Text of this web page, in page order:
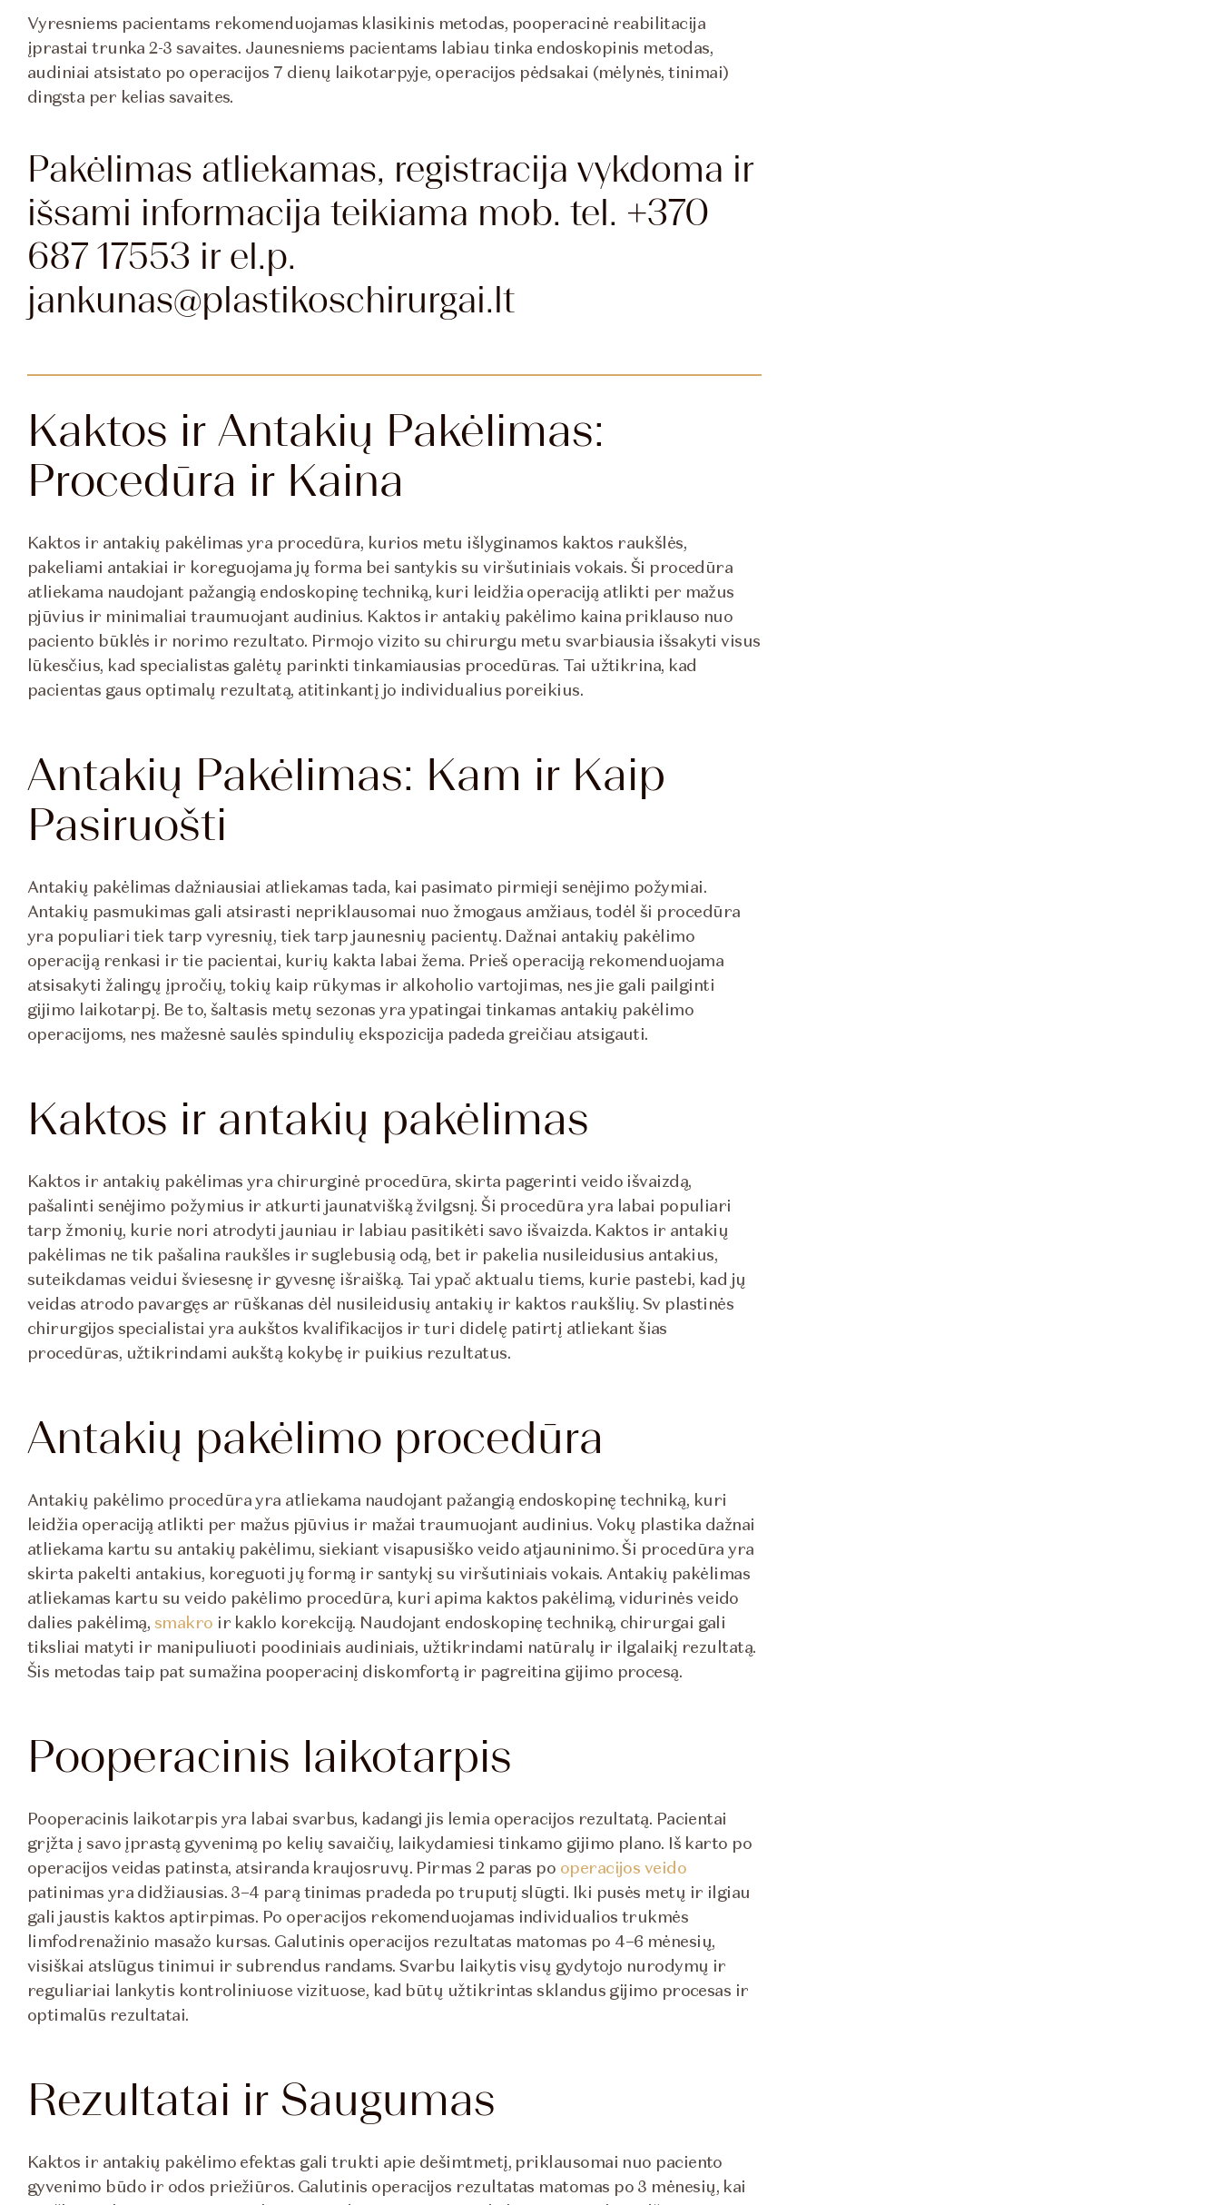
Vyresniems pacientams rekomenduojamas klasikinis metodas, pooperacinė reabilitacija
įprastai trunka 2-3 savaites. Jaunesniems pacientams labiau tinka endoskopinis metodas,
audiniai atsistato po operacijos 7 dienų laikotarpyje, operacijos pėdsakai (mėlynės, tinimai)
dingsta per kelias savaites.
Pakėlimas atliekamas, registracija vykdoma ir
išsami informacija teikiama mob. tel. +370
687 17553 ir el.p.
jankunas@plastikoschirurgai.lt
Kaktos ir Antakių Pakėlimas:
Procedūra ir Kaina
Kaktos ir antakių pakėlimas yra procedūra, kurios metu išlyginamos kaktos raukšlės,
pakeliami antakiai ir koreguojama jų forma bei santykis su viršutiniais vokais. Ši procedūra
atliekama naudojant pažangią endoskopinę techniką, kuri leidžia operaciją atlikti per mažus
pjūvius ir minimaliai traumuojant audinius. Kaktos ir antakių pakėlimo kaina priklauso nuo
paciento būklės ir norimo rezultato. Pirmojo vizito su chirurgu metu svarbiausia išsakyti visus
lūkesčius, kad specialistas galėtų parinkti tinkamiausias procedūras. Tai užtikrina, kad
pacientas gaus optimalų rezultatą, atitinkantį jo individualius poreikius.
Antakių Pakėlimas: Kam ir Kaip
Pasiruošti
Antakių pakėlimas dažniausiai atliekamas tada, kai pasimato pirmieji senėjimo požymiai.
Antakių pasmukimas gali atsirasti nepriklausomai nuo žmogaus amžiaus, todėl ši procedūra
yra populiari tiek tarp vyresnių, tiek tarp jaunesnių pacientų. Dažnai antakių pakėlimo
operaciją renkasi ir tie pacientai, kurių kakta labai žema. Prieš operaciją rekomenduojama
atsisakyti žalingų įpročių, tokių kaip rūkymas ir alkoholio vartojimas, nes jie gali pailginti
gijimo laikotarpį. Be to, šaltasis metų sezonas yra ypatingai tinkamas antakių pakėlimo
operacijoms, nes mažesnė saulės spindulių ekspozicija padeda greičiau atsigauti.
Kaktos ir antakių pakėlimas
Kaktos ir antakių pakėlimas yra chirurginė procedūra, skirta pagerinti veido išvaizdą,
pašalinti senėjimo požymius ir atkurti jaunatvišką žvilgsnį. Ši procedūra yra labai populiari
tarp žmonių, kurie nori atrodyti jauniau ir labiau pasitikėti savo išvaizda. Kaktos ir antakių
pakėlimas ne tik pašalina raukšles ir suglebusią odą, bet ir pakelia nusileidusius antakius,
suteikdamas veidui šviesesnę ir gyvesnę išraišką. Tai ypač aktualu tiems, kurie pastebi, kad jų
veidas atrodo pavargęs ar rūškanas dėl nusileidusių antakių ir kaktos raukšlių. Sv plastinės
chirurgijos specialistai yra aukštos kvalifikacijos ir turi didelę patirtį atliekant šias
procedūras, užtikrindami aukštą kokybę ir puikius rezultatus.
Antakių pakėlimo procedūra
Antakių pakėlimo procedūra yra atliekama naudojant pažangią endoskopinę techniką, kuri
leidžia operaciją atlikti per mažus pjūvius ir mažai traumuojant audinius. Vokų plastika dažnai
atliekama kartu su antakių pakėlimu, siekiant visapusiško veido atjauninimo. Ši procedūra yra
skirta pakelti antakius, koreguoti jų formą ir santykį su viršutiniais vokais. Antakių pakėlimas
atliekamas kartu su veido pakėlimo procedūra, kuri apima kaktos pakėlimą, vidurinės veido
dalies pakėlimą, smakro ir kaklo korekciją. Naudojant endoskopinę techniką, chirurgai gali
tiksliai matyti ir manipuliuoti poodiniais audiniais, užtikrindami natūralų ir ilgalaikį rezultatą.
Šis metodas taip pat sumažina pooperacinį diskomfortą ir pagreitina gijimo procesą.
Pooperacinis laikotarpis
Pooperacinis laikotarpis yra labai svarbus, kadangi jis lemia operacijos rezultatą. Pacientai
grįžta į savo įprastą gyvenimą po kelių savaičių, laikydamiesi tinkamo gijimo plano. Iš karto po
operacijos veidas patinsta, atsiranda kraujosruvų. Pirmas 2 paras po operacijos veido
patinimas yra didžiausias. 3–4 parą tinimas pradeda po truputį slūgti. Iki pusės metų ir ilgiau
gali jaustis kaktos aptirpimas. Po operacijos rekomenduojamas individualios trukmės
limfodrenažinio masažo kursas. Galutinis operacijos rezultatas matomas po 4–6 mėnesių,
visiškai atslūgus tinimui ir subrendus randams. Svarbu laikytis visų gydytojo nurodymų ir
reguliariai lankytis kontroliniuose vizituose, kad būtų užtikrintas sklandus gijimo procesas ir
optimalūs rezultatai.
Rezultatai ir Saugumas
Kaktos ir antakių pakėlimo efektas gali trukti apie dešimtmetį, priklausomai nuo paciento
gyvenimo būdo ir odos priežiūros. Galutinis operacijos rezultatas matomas po 3 mėnesių, kai